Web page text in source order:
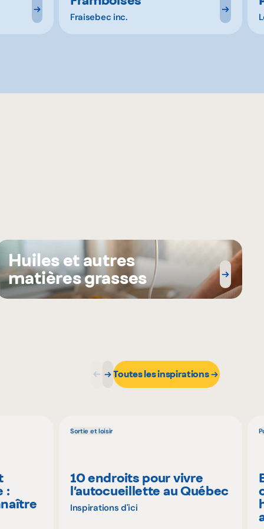
Fraisebec inc.
Huiles et autres
matières grasses
Toutes les inspirations
:
Sortie et loisir
10 endroits pour vivre
l’autocueillette au Québec
Inspirations d'ici